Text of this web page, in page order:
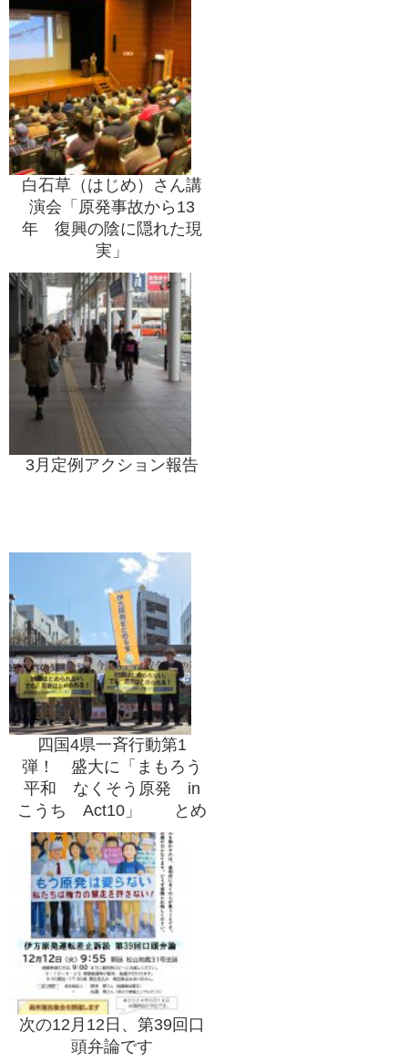
白石草（はじめ）さん講
演会「原発事故から13
年 復興の陰に隠れた現
実」
3月定例アクション報告
四国4県一斉行動第1
弾！ 盛大に「まもろう
平和 なくそう原発 in
こうち Act10」 とめ
る会事務局も参加！
次の12月12日、第39回口
頭弁論です